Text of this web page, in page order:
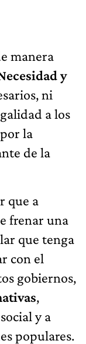
manera
y
ni
a los
la
de la
que a
frenar una
que tenga
con el
gobiernos,
,
y a
populares.